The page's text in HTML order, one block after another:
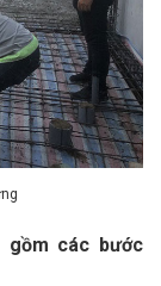
gồm các bước